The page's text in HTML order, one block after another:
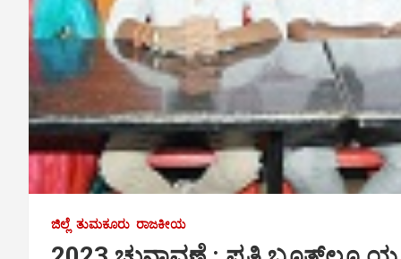
ಜಿಲ್ಲೆ ತುಮಕೂರು ರಾಜಕೀಯ